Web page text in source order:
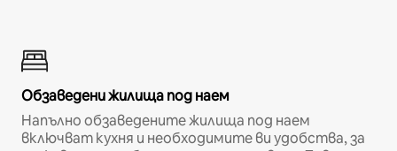
Обзаведени жилища под наем
Напълно обзаведените жилища под наем
включват кухня и необходимите ви удобства, за